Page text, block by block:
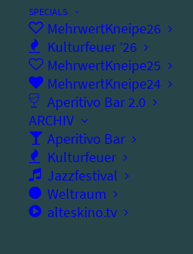
SPECIALS
MehrwertKneipe26
Kulturfeuer ’26
MehrwertKneipe25
MehrwertKneipe24
Aperitivo Bar 2.0
ARCHIV
Aperitivo Bar
Kulturfeuer
Jazzfestival
Weltraum
alteskino.tv
Janosch „Oh wie schön
Musical
Samstag, 25.07.2026
Ort: